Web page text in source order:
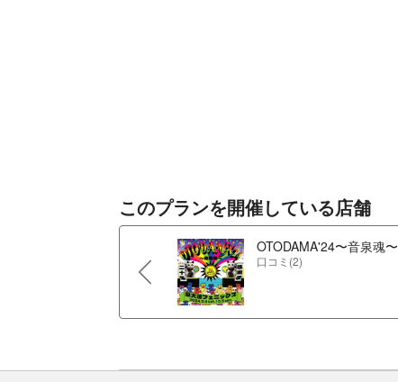
このプランを開催している店舗
OTODAMA'24〜⾳泉魂〜
口コミ(2)